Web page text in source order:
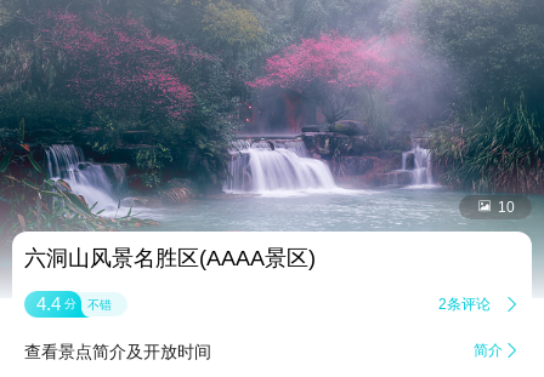
 10
六洞山风景名胜区(AAAA景区)
4.4 分 不错 2条评论 
查看景点简介及开放时间 简介 
